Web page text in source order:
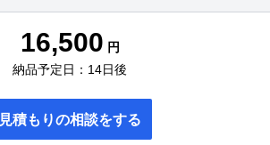
16,500 円
納品予定日：14日後
見積もりの相談をする